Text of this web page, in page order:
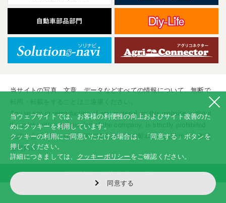
当サイトの写真、文章、データなどすべての情報について、無断で
Any usage or reproduction of any material on this website, without
the prior written permission of the company, is strictly prohibited.
未經本公司許可、任何人不得擅自使用或複製本網站的圖片、文章或
任何内容。
©2001 Yazaki Kako Corporation
当ウェブサイトでは、お客様の利便性の向上およびサイト改善のた
めにクッキーを利用しています。
クッキーの利用にご同意いただける場合は、「同意する」ボタンを
押してください。
詳細につきましては、 クッキーポリシー をご確認ください。
同意する